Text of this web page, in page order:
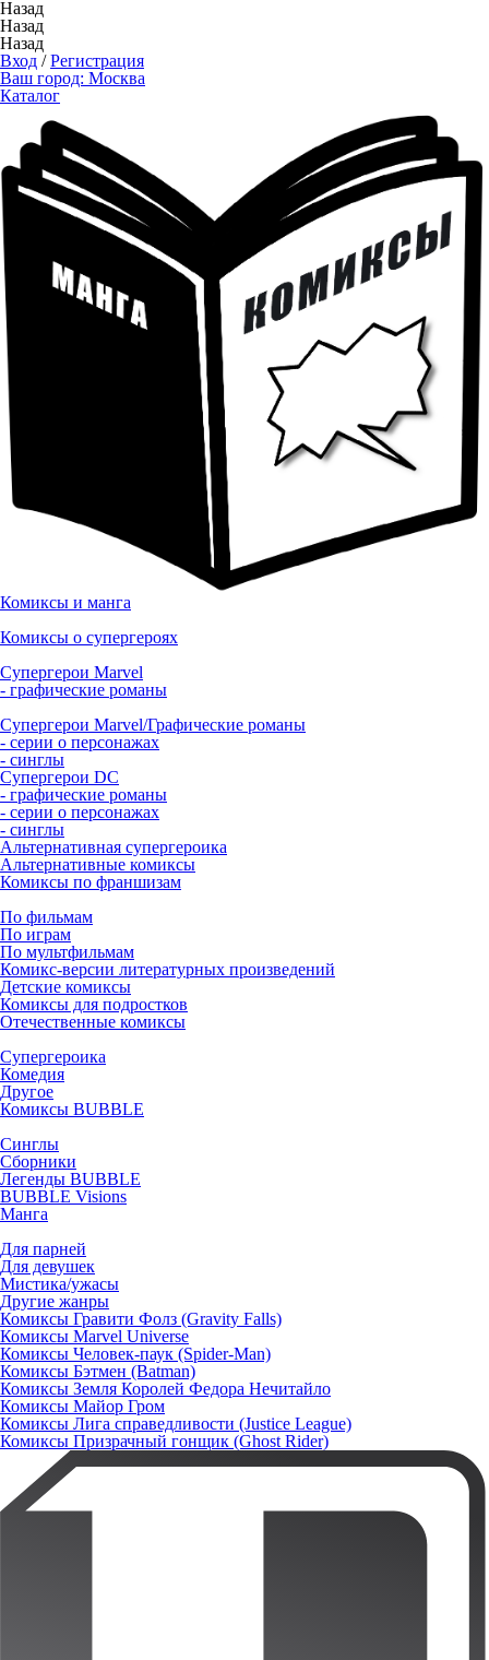
Назад
Назад
Назад
Вход /Регистрация
Ваш город: Москва
Каталог
Комиксы и манга
Комиксы о супергероях
Супергерои Marvel
- графические романы
Супергерои Marvel/Графические романы
- серии о персонажах
- синглы
Супергерои DC
- графические романы
- серии о персонажах
- синглы
Альтернативная супергероика
Альтернативные комиксы
Комиксы по франшизам
По фильмам
По играм
По мультфильмам
Комикс-версии литературных произведений
Детские комиксы
Комиксы для подростков
Отечественные комиксы
Супергероика
Комедия
Другое
Комиксы BUBBLE
Синглы
Сборники
Легенды BUBBLE
BUBBLE Visions
Манга
Для парней
Для девушек
Мистика/ужасы
Другие жанры
Комиксы Гравити Фолз (Gravity Falls)
Комиксы Marvel Universe
Комиксы Человек-паук (Spider-Man)
Комиксы Бэтмен (Batman)
Комиксы Земля Королей Федора Нечитайло
Комиксы Майор Гром
Комиксы Лига справедливости (Justice League)
Комиксы Призрачный гонщик (Ghost Rider)